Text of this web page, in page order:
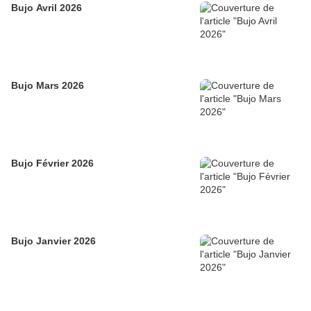
Bujo Avril 2026
Bujo Mars 2026
Bujo Février 2026
Bujo Janvier 2026